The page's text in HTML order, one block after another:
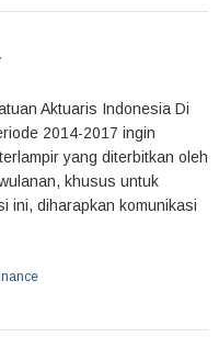
Aktuaris Indonesia Di
2014-2017 ingin
yang diterbitkan oleh
khusus untuk
ini, diharapkan komunikasi